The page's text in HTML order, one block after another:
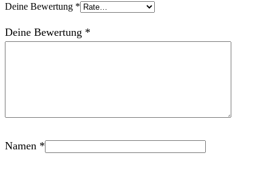
Deine Bewertung *
Deine Bewertung *
Namen *